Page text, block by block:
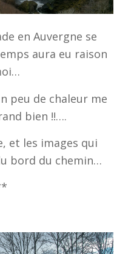
en Auvergne se
aura eu raison
peu de chaleur me
bien !!….
et les images qui
bord du chemin…